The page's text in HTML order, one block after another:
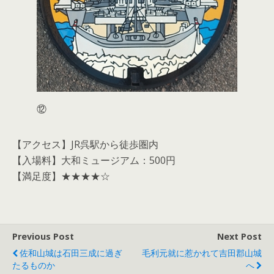
⑫
【アクセス】JR呉駅から徒歩圏内
【入場料】大和ミュージアム：500円
【満足度】★★★★☆
Previous Post
佐和山城は石田三成に過ぎ
たるものか
Next Post
毛利元就に惹かれて吉田郡山城
へ